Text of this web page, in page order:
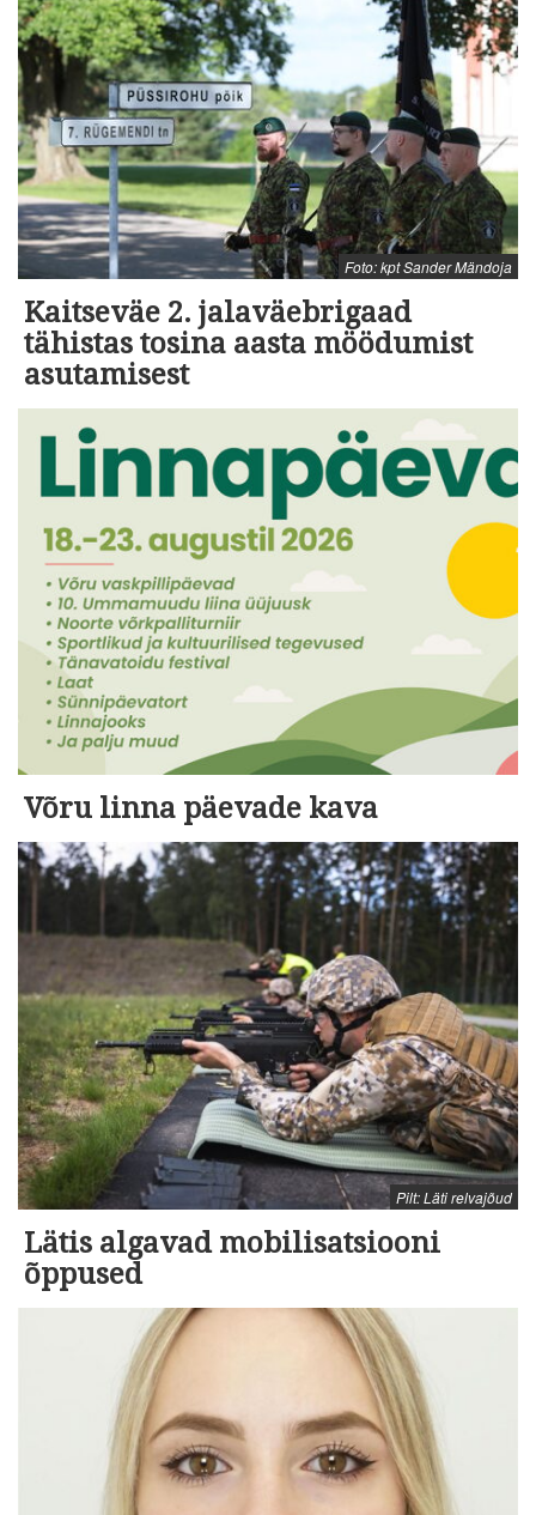
Foto: kpt Sander Mändoja
Kaitseväe 2. jalaväebrigaad
tähistas tosina aasta möödumist
asutamisest
Võru linna päevade kava
Pilt: Läti relvajõud
Lätis algavad mobilisatsiooni
õppused